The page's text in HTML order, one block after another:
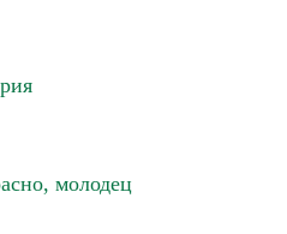
молодец